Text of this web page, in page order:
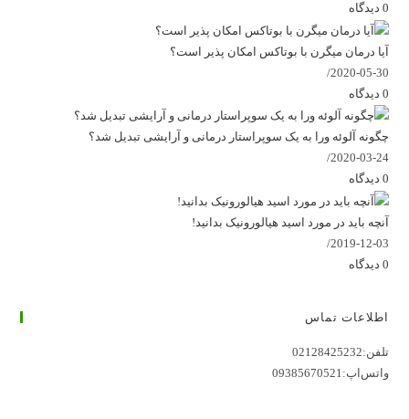
0 دیدگاه
آیا درمان میگرن با بوتاکس امکان پذیر است؟
2020-05-30
/
0 دیدگاه
چگونه آلوئه ورا به یک سوپراستار درمانی و آرایشی تبدیل شد؟
2020-03-24
/
0 دیدگاه
آنچه باید در مورد اسید هیالورونیک بدانید!
2019-12-03
/
0 دیدگاه
اطلاعات تماس
تلفن:02128425232
واتس‌اپ: 09385670521